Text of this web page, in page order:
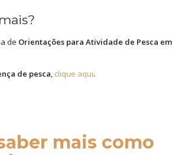
de Orientações para Atividade de Pesca em
de pesca, clique aqui.
mais como